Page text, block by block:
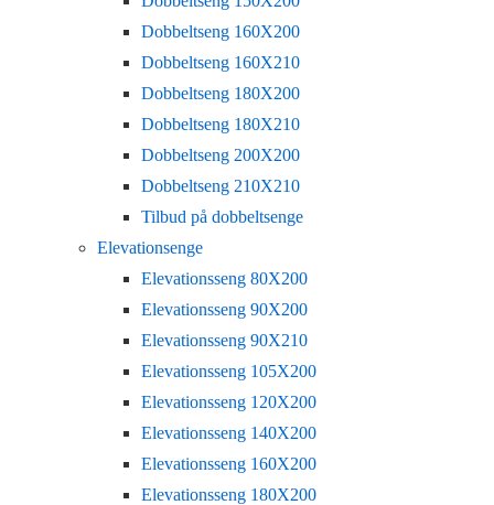
Dobbeltseng 160X200
Dobbeltseng 160X210
Dobbeltseng 180X200
Dobbeltseng 180X210
Dobbeltseng 200X200
Dobbeltseng 210X210
Tilbud på dobbeltsenge
Elevationsenge
Elevationsseng 80X200
Elevationsseng 90X200
Elevationsseng 90X210
Elevationsseng 105X200
Elevationsseng 120X200
Elevationsseng 140X200
Elevationsseng 160X200
Elevationsseng 180X200